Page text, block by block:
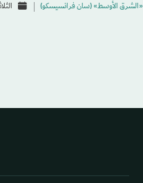
«الشرق الأوسط» (سان فرانسيسكو) الثلاثاء 04/